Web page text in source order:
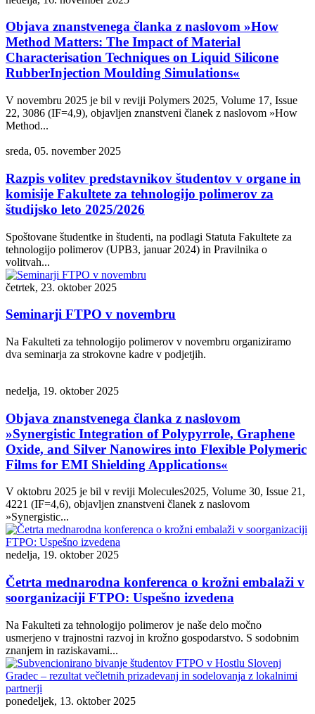
Objava znanstvenega članka z naslovom »How
Method Matters: The Impact of Material
Characterisation Techniques on Liquid Silicone
RubberInjection Moulding Simulations«
V novembru 2025 je bil v reviji Polymers 2025, Volume 17, Issue
22, 3086 (IF=4,9), objavljen znanstveni članek z naslovom »How
Method...
sreda, 05. november 2025
Razpis volitev predstavnikov študentov v organe in
komisije Fakultete za tehnologijo polimerov za
študijsko leto 2025/2026
Spoštovane študentke in študenti, na podlagi Statuta Fakultete za
tehnologijo polimerov (UPB3, januar 2024) in Pravilnika o
volitvah...
četrtek, 23. oktober 2025
Seminarji FTPO v novembru
Na Fakulteti za tehnologijo polimerov v novembru organiziramo
dva seminarja za strokovne kadre v podjetjih.
nedelja, 19. oktober 2025
Objava znanstvenega članka z naslovom
»Synergistic Integration of Polypyrrole, Graphene
Oxide, and Silver Nanowires into Flexible Polymeric
Films for EMI Shielding Applications«
V oktobru 2025 je bil v reviji Molecules2025, Volume 30, Issue 21,
4221 (IF=4,6), objavljen znanstveni članek z naslovom
»Synergistic...
nedelja, 19. oktober 2025
Četrta mednarodna konferenca o krožni embalaži v
soorganizaciji FTPO: Uspešno izvedena
Na Fakulteti za tehnologijo polimerov je naše delo močno
usmerjeno v trajnostni razvoj in krožno gospodarstvo. S sodobnim
znanjem in raziskavami...
ponedeljek, 13. oktober 2025